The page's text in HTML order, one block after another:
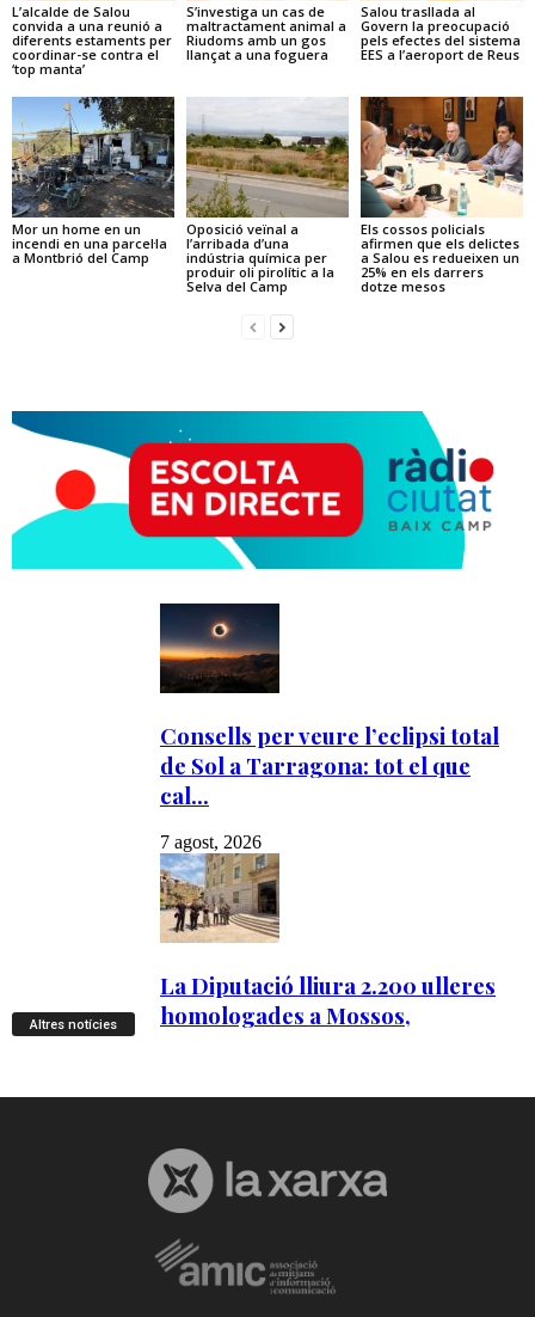
L’alcalde de Salou
convida a una reunió a
diferents estaments per
coordinar-se contra el
‘top manta’
S’investiga un cas de
maltractament animal a
Riudoms amb un gos
llançat a una foguera
Salou trasllada al
Govern la preocupació
pels efectes del sistema
EES a l’aeroport de Reus
Mor un home en un
incendi en una parcel·la
a Montbrió del Camp
Oposició veïnal a
l’arribada d’una
indústria química per
produir oli pirolític a la
Selva del Camp
Els cossos policials
afirmen que els delictes
a Salou es redueixen un
25% en els darrers
dotze mesos
Altres notícies